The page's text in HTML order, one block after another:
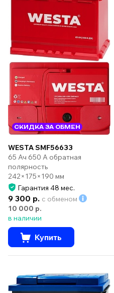
СКИДКА ЗА ОБМЕН
WESTA SMF56633
65 Ач 650 А обратная
полярность
242×175×190 мм
Гарантия 48 мес.
9 300 р. с обменом
10 000 р.
в наличии
Купить